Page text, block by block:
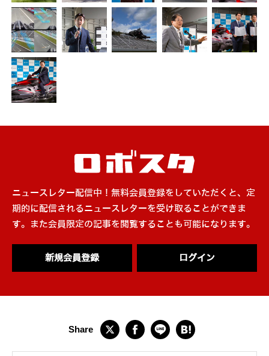
ニュースレター配信中！無料会員登録をしていただくと、定
期的に配信されるニュースレターを受け取ることができま
す。また会員限定の記事を閲覧することも可能になります。
新規会員登録 ログイン